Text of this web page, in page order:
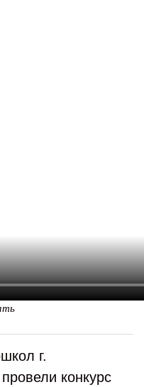
г.
конкурс